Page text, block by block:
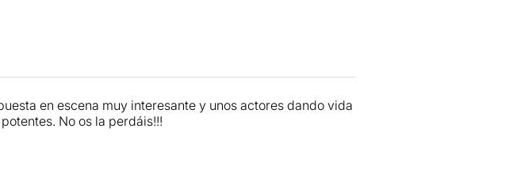
en escena muy interesante y unos actores dando vida
No os la perdáis!!!